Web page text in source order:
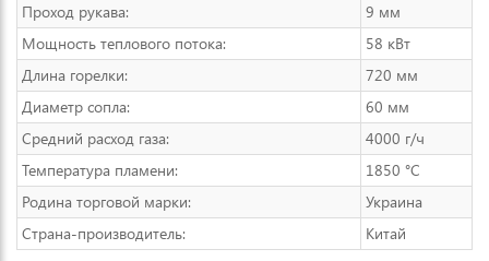
Проход рукава:
9 мм
Мощность теплового потока:
58 кВт
Длина горелки:
720 мм
Диаметр сопла:
60 мм
Средний расход газа:
4000 г/ч
Температура пламени:
1850 °C
Родина торговой марки:
Украина
Страна-производитель:
Китай